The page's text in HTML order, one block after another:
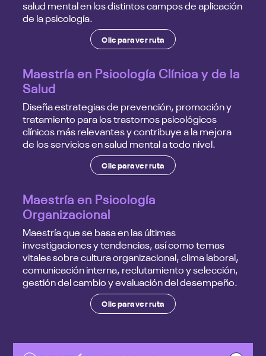
salud mental en los distintos campos de aplicación
de la psicología.
Clic para ver ruta
Maestría en Psicología Clínica y de la
Salud
Diseña estrategias de prevención, promoción y
tratamiento para los trastornos psicológicos
clínicos más relevantes y contribuye a la mejora
de los servicios en salud mental a todo nivel.
Clic para ver ruta
Maestría en Psicología
Organizacional
Maestría que se basa en las últimas
investigaciones y tendencias, así como temas
vitales sobre cultura organizacional, clima laboral,
comunicación interna, reclutamiento y selección,
gestión del cambio y evaluación del desempeño.
Clic para ver ruta